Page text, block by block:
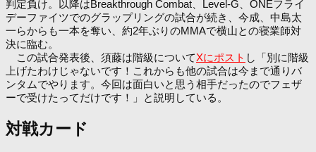
判定負け。以降はBreakthrough Combat、Level-G、ONEフライ
デーファイツでのグラップリングの試合が続き、今成、中島太
一らからも一本を奪い、約2年ぶりのMMAで横山との寝業師対
決に臨む。
この試合発表後、須藤は階級についてXにポスト し「別に階級
上げたわけじゃないです！これからも他の試合は今まで通りバ
ンタムでやります。今回は面白いと思う相手だったのでフェザ
ーで受けたってだけです！」と説明している。
対戦カード